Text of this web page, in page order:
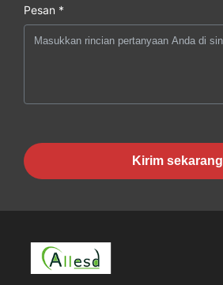
Pesan *
Kirim sekarang